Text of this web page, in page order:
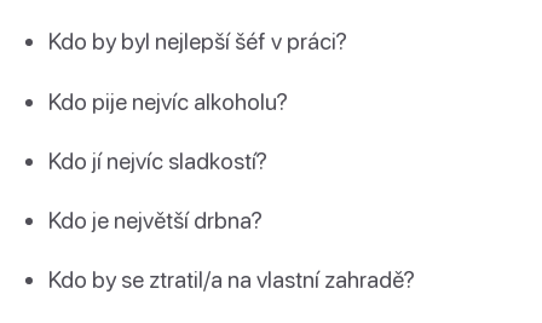
Kdo by byl nejlepší šéf v práci?
Kdo pije nejvíc alkoholu?
Kdo jí nejvíc sladkostí?
Kdo je největší drbna?
Kdo by se ztratil/a na vlastní zahradě?